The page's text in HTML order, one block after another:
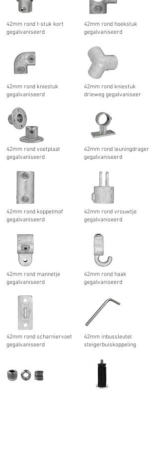
42mm rond t-stuk kort
gegalvaniseerd
42mm rond kniestuk
gegalvaniseerd
42mm rond voetplaat
gegalvaniseerd
42mm rond koppelmof
gegalvaniseerd
42mm rond mannetje
gegalvaniseerd
42mm rond scharniervoet
gegalvaniseerd
42mm rond hoekstuk
gegalvaniseerd
42mm rond kniestuk
drieweg gegalvaniseer
42mm rond leuningdrager
gegalvaniseerd
42mm rond vrouwtje
gegalvaniseerd
42mm rond haak
gegalvaniseerd
42mm inbussleutel
steigerbuiskoppeling